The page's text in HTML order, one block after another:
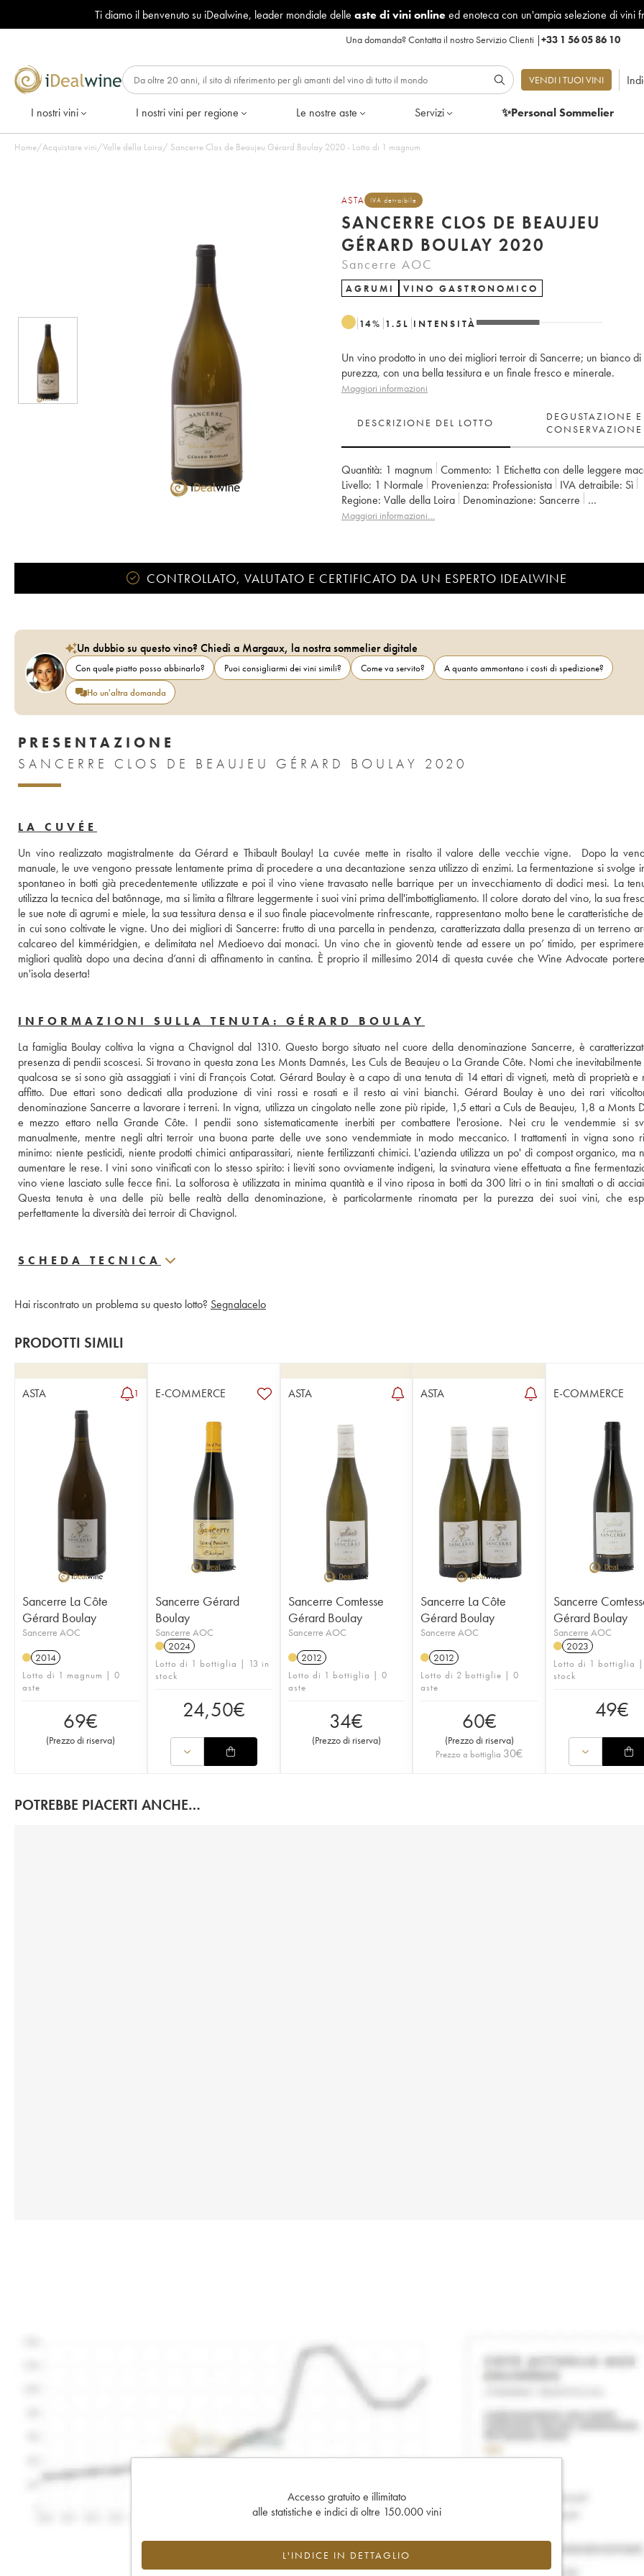
Ti diamo il benvenuto su iDealwine, leader mondiale delle aste di vini onlineed enoteca con un'ampia selezione di vini
Una domanda?Contatta il nostro Servizio Clienti |+33 1 56 05 86 10
VENDI I TUOI VINI
I nostri vini I nostri vini per regione Le nostre aste Servizi ✨Personal Sommelier
Home/Acquistare vini/Valle della Loira/ Sancerre Clos de Beaujeu Gérard Boulay 2020 - Lotto di 1 magnum
ASTA IVA detraibile
SANCERRE CLOS DE BEAUJEU
GÉRARD BOULAY 2020
Sancerre AOC
AGRUMI VINO GASTRONOMICO
14% 1.5 L INTENSITÀ
Un vino prodotto in uno dei migliori terroir di Sancerre; un bianco
purezza, con una bella tessitura e un finale fresco e minerale.
Maggiori informazioni
DESCRIZIONE DEL LOTTO
DEGUSTAZIONE E
CONSERVAZIONE
Quantità: 1 magnum Commento: 1 Etichetta con delle leggere
Livello: 1 Normale Provenienza: professionista IVA detraibile:
sì
Regione:
Valle della Loira Denominazione:
Sancerre
Proprietario:
Gérard Boulay
Maggiori informazioni…
CONTROLLATO, VALUTATO E CERTIFICATO DA UN ESPERTO IDEALWINE
Un dubbio su questo vino? Chiedi a Margaux, la nostra sommelier digitale
Con quale piatto posso abbinarlo? Puoi consigliarmi dei vini simili? Come va servito?
A quanto ammontano i costi di spedizione?
Ho un'altra domanda
PRESENTAZIONE
SANCERRE CLOS DE BEAUJEU GÉRARD BOULAY 2020
LA CUVÉE
Un vino realizzato magistralmente da Gérard e Thibault Boulay! La cuvée mette in risalto il valore delle vecchie vigne.  Dopo la
manuale, le uve vengono pressate lentamente prima di procedere a una decantazione senza utilizzo di enzimi. La fermentazione si svolge
spontaneo in botti già precedentemente utilizzate e poi il vino viene travasato nelle barrique per un invecchiamento di dodici mesi. La
utilizza la tecnica del batônnage, ma si limita a filtrare leggermente i suoi vini prima dell'imbottigliamento. Il colore dorato del vino, la sua
le sue note di agrumi e miele, la sua tessitura densa e il suo finale piacevolmente rinfrescante, rappresentano molto bene le caratteristiche
in cui sono coltivate le vigne. Uno dei migliori di Sancerre: frutto di una parcella in pendenza, caratterizzata dalla presenza di un terreno
calcareo del kimméridgien, e delimitata nel Medioevo dai monaci. Un vino che in gioventù tende ad essere un po’ timido, per
migliori qualità dopo una decina d’anni di affinamento in cantina. È proprio il millesimo 2014 di questa cuvée che Wine Advocate
un'isola deserta!
INFORMAZIONI SULLA TENUTA: GÉRARD BOULAY
La famiglia Boulay coltiva la vigna a Chavignol dal 1310. Questo borgo situato nel cuore della denominazione Sancerre, è
presenza di pendii scoscesi. Si trovano in questa zona Les Monts Damnés, Les Culs de Beaujeu o La Grande Côte. Nomi che
qualcosa se si sono già assaggiati i vini di François Cotat. Gérard Boulay è a capo di una tenuta di 14 ettari di vigneti, metà di proprietà e
affitto. Due ettari sono dedicati alla produzione di vini rossi e rosati e il resto ai vini bianchi. Gérard Boulay è uno dei rari
denominazione Sancerre a lavorare i terreni. In vigna, utilizza un cingolato nelle zone più ripide, 1,5 ettari a Culs de Beaujeu, 1,8 a Monts
e mezzo ettaro nella Grande Côte. I pendii sono sistematicamente inerbiti per combattere l'erosione. Nei cru le vendemmie si
manualmente, mentre negli altri terroir una buona parte delle uve sono vendemmiate in modo meccanico. I trattamenti in vigna sono
minimo: niente pesticidi, niente prodotti chimici antiparassitari, niente fertilizzanti chimici. L'azienda utilizza un po' di compost organico, ma
aumentare le rese. I vini sono vinificati con lo stesso spirito: i lieviti sono ovviamente indigeni, la svinatura viene effettuata a fine
vino viene lasciato sulle fecce fini. La solforosa è utilizzata in minima quantità e il vino riposa in botti da 300 litri o in tini smaltati o di
Questa tenuta è una delle più belle realtà della denominazione, è particolarmente rinomata per la purezza dei suoi vini, che
perfettamente la diversità dei terroir di Chavignol.
SCHEDA TECNICA
Hai riscontrato un problema su questo lotto? Segnalacelo
PRODOTTI SIMILI
ASTA 1
Sancerre La Côte
Gérard Boulay
Sancerre AOC
2014
Lotto di 1 magnum | 0
aste
69€
(Prezzo di riserva)
E-COMMERCE
Sancerre Gérard
Boulay
Sancerre AOC
2024
Lotto di 1 bottiglia | 13 in
stock
24,50€
ASTA
Sancerre Comtesse
Gérard Boulay
Sancerre AOC
2012
Lotto di 1 bottiglia | 0
aste
34€
(Prezzo di riserva)
ASTA
Sancerre La Côte
Gérard Boulay
Sancerre AOC
2012
Lotto di 2 bottiglie | 0
aste
60€
(Prezzo di riserva)
Prezzo a bottiglia 30€
E-COMMERCE
Sancerre
Gérard Boulay
Sancerre AOC
2023
Lotto di 1 bottiglia
stock
49€
POTREBBE PIACERTI ANCHE…
Accesso gratuito e illimitato
alle statistiche e indici di oltre 150.000 vini
L'INDICE IN DETTAGLIO